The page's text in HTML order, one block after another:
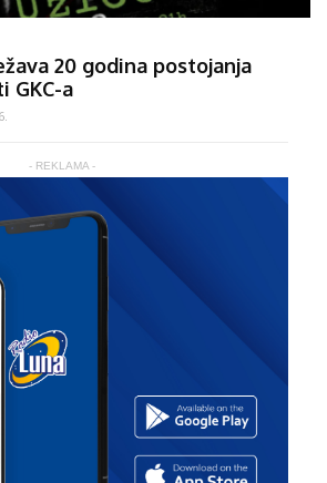
20 godina postojanja
GKC-a
- REKLAMA -